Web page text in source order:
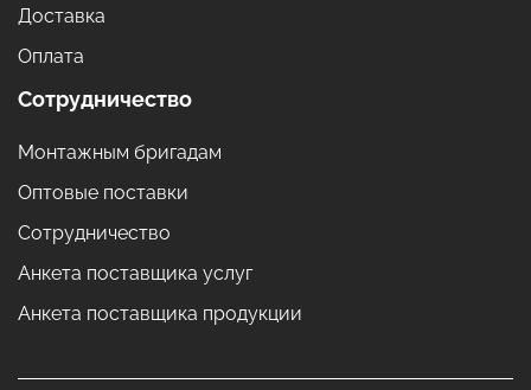
Доставка
Оплата
Сотрудничество
Монтажным бригадам
Оптовые поставки
Сотрудничество
Анкета поставщика услуг
Анкета поставщика продукции